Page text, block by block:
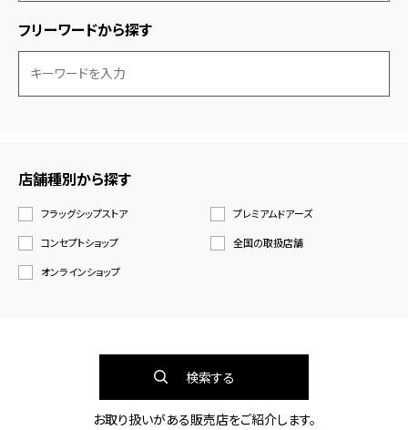
フリーワードから探す
店舗種別から探す
フラッグシップストア
プレミアムドアーズ
コンセプトショップ
全国の取扱店舗
オンラインショップ
検索する
お取り扱いがある販売店をご紹介します。